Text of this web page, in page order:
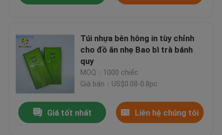
Túi nhựa bên hông in tùy chỉnh
cho đồ ăn nhẹ Bao bì trà bánh
quy
MOQ：1000 chiếc
Giá bán：US$0.08-0.8pc
Giá tốt nhất Liên hệ chúng tôi